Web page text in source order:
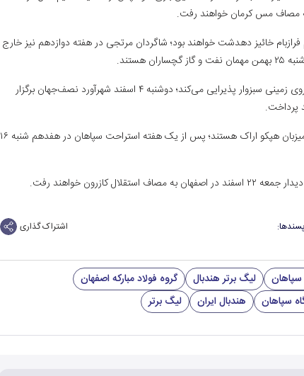
۲۰ بهمن مهمان تیم فرازبام خائیز دهدشت خواهند بود؛ شاگردان مرتجی در هفته دوازدهم نیز خارج
سپاهان در هفته سیزدهم پنجشنبه ۳۰ بهمن از نیروی زمینی سبزوار پذیرایی می‌کند؛ دوشنبه ۴ اسفند شهرآورد نصف‌جهان برگزار
پرداخت.
در ادامه زردپوشان دیار زاینده‌رود جمعه ۸ اسفند میزبان هپکو اراک هستند؛ پس از یک هفته استراحت سپاهان در هفدهم شنبه ۱۶
کازرون خواهند رفت.
پسندها: اشتراک گذاری
سپاهان لیگ برتر هندبال
گروه فولاد مبارکه اصفهان
سپاهان هندبال ایران لیگ برتر